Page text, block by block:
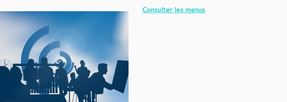
Consulter les menus